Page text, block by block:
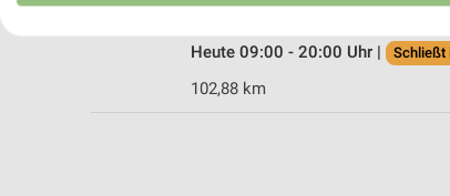
Heute 09:00 - 20:00 Uhr |
Schließt
102,88 km